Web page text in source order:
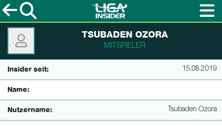
TSUBADEN OZORA
MITSPIELER
Insider seit: 15.08.2019
Name:
Nutzername: Tsubaden Ozora